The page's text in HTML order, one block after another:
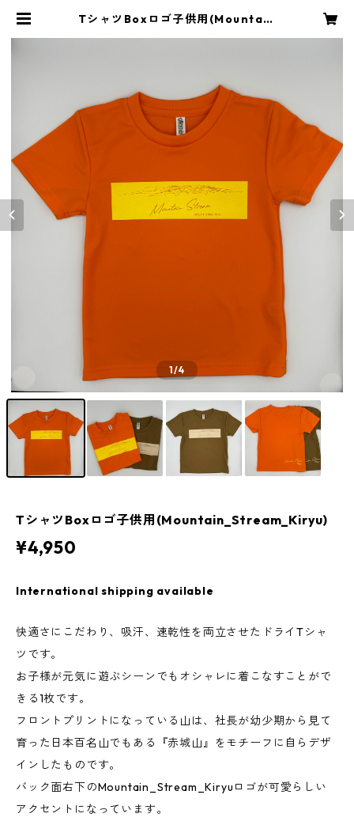
TシャツBoxロゴ子供用(Mountain
1/4
TシャツBoxロゴ子供用(Mountain_Stream_Kiryu)
¥4,950
International shipping available
快適さにこだわり、吸汗、速乾性を両立させたドライTシャ
ツです。
お子様が元気に遊ぶシーンでもオシャレに着こなすことがで
きる1枚です。
フロントプリントになっている山は、社長が幼少期から見て
育った日本百名山でもある『赤城山』をモチーフに自らデザ
インしたものです。
バック面右下のMountain_Stream_Kiryuロゴが可愛らしい
アクセントになっています。